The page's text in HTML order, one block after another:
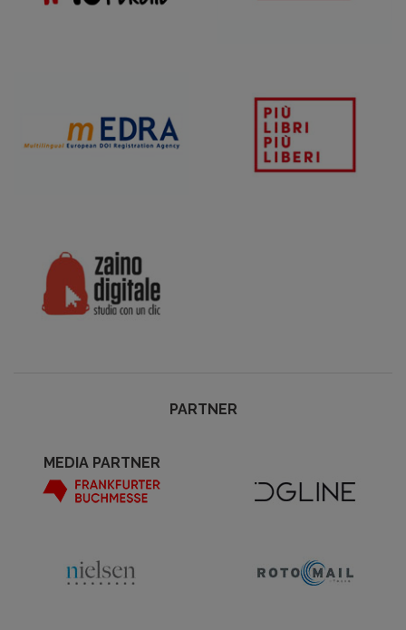
PARTNER
MEDIA PARTNER